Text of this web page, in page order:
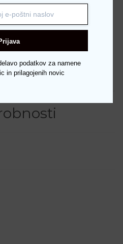
podatkov za namene
in prilagojenih novic